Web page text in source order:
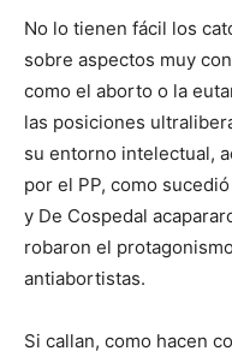
No lo tienen fácil los
sobre aspectos muy
como el aborto o la
las posiciones
su entorno intelectual,
por el PP, como
y De Cospedal
robaron el
antiabortistas.
Si callan, como hacen